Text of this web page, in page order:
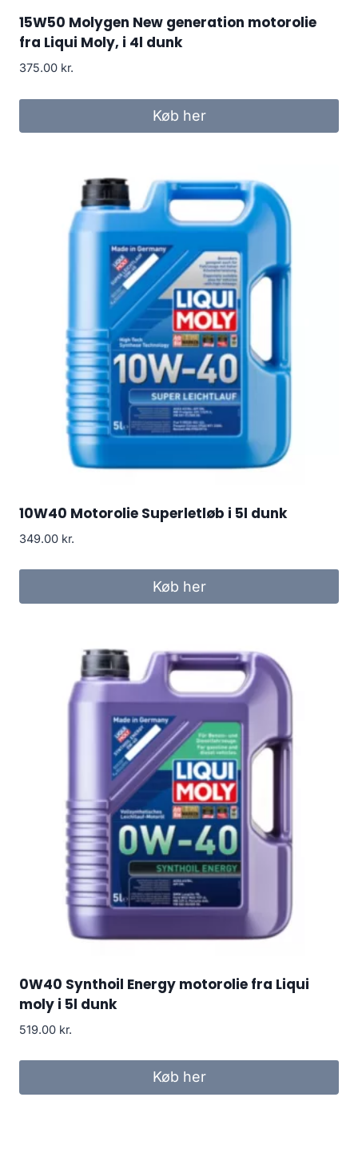
15W50 Molygen New generation motorolie
fra Liqui Moly, i 4l dunk
375.00 kr.
Køb her
10W40 Motorolie Superletløb i 5l dunk
349.00 kr.
Køb her
0W40 Synthoil Energy motorolie fra Liqui
moly i 5l dunk
519.00 kr.
Køb her